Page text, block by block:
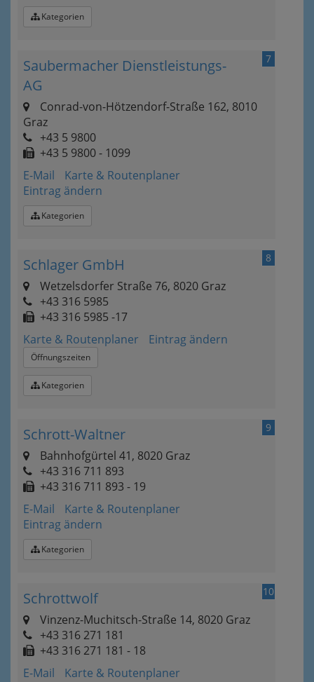
Kategorien
7
Saubermacher Dienstleistungs-
AG
Conrad-von-Hötzendorf-Straße 162, 8010
Graz
+43 5 9800
+43 5 9800 - 1099
E-Mail
Karte & Routenplaner
Eintrag ändern
Kategorien
8
Schlager GmbH
Wetzelsdorfer Straße 76, 8020 Graz
+43 316 5985
+43 316 5985 -17
Karte & Routenplaner
Eintrag ändern
Öffnungszeiten
Kategorien
9
Schrott-Waltner
Bahnhofgürtel 41, 8020 Graz
+43 316 711 893
+43 316 711 893 - 19
E-Mail
Karte & Routenplaner
Eintrag ändern
Kategorien
10
Schrottwolf
Vinzenz-Muchitsch-Straße 14, 8020 Graz
+43 316 271 181
+43 316 271 181 - 18
E-Mail
Karte & Routenplaner